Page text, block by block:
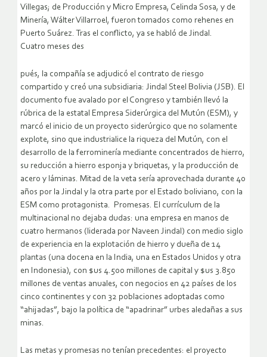
Villegas; de Producción y Micro Empresa, Celinda Sosa, y de
Minería, Wálter Villarroel, fueron tomados como rehenes en
Puerto Suárez. Tras el conflicto, ya se habló de Jindal.
Cuatro meses des
pués, la compañía se adjudicó el contrato de riesgo
compartido y creó una subsidiaria: Jindal Steel Bolivia (JSB). El
documento fue avalado por el Congreso y también llevó la
rúbrica de la estatal Empresa Siderúrgica del Mutún (ESM), y
marcó el inicio de un proyecto siderúrgico que no solamente
explote, sino que industrialice la riqueza del Mutún, con el
desarrollo de la ferrominería mediante concentrados de hierro,
su reducción a hierro esponja y briquetas, y la producción de
acero y láminas. Mitad de la veta sería aprovechada durante 40
años por la Jindal y la otra parte por el Estado boliviano, con la
ESM como protagonista. Promesas. El currículum de la
multinacional no dejaba dudas: una empresa en manos de
cuatro hermanos (liderada por Naveen Jindal) con medio siglo
de experiencia en la explotación de hierro y dueña de 14
plantas (una docena en la India, una en Estados Unidos y otra
en Indonesia), con $us 4.500 millones de capital y $us 3.850
millones de ventas anuales, con negocios en 42 países de los
cinco continentes y con 32 poblaciones adoptadas como
“ahijadas”, bajo la política de “apadrinar” urbes aledañas a sus
minas.
Las metas y promesas no tenían precedentes: el proyecto